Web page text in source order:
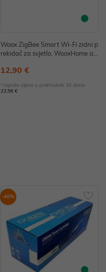
Woox ZigBee Smart Wi-Fi zidni p
rekidač za svjetlo, WooxHome ap
12,90 €
*najniža cijena u prethodnih 30 dana
23,56 €
-40%